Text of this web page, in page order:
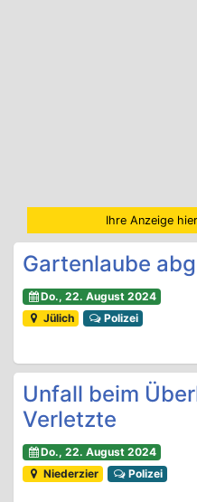
Ihre Anzeige
Gartenlaube
Do., 22. August 2024
Jülich
Polizei
Unfall beim
Verletzte
Do., 22. August 2024
Niederzier
Polizei